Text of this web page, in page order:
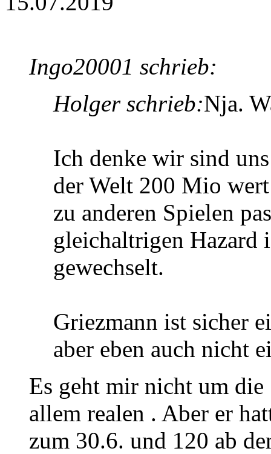
Ingo20001 schrieb:
Holger schrieb:Nja.
Ich denke wir sind
der Welt 200 Mio
zu anderen Spielen
gleichaltrigen Hazard
gewechselt.
Griezmann ist sicher
aber eben auch nicht
Es geht mir nicht um
allem realen . Aber er
zum 30.6. und 120 ab